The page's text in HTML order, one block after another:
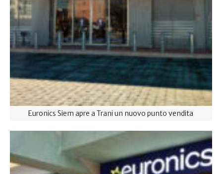
Euronics Siem apre a Trani un nuovo punto vendita